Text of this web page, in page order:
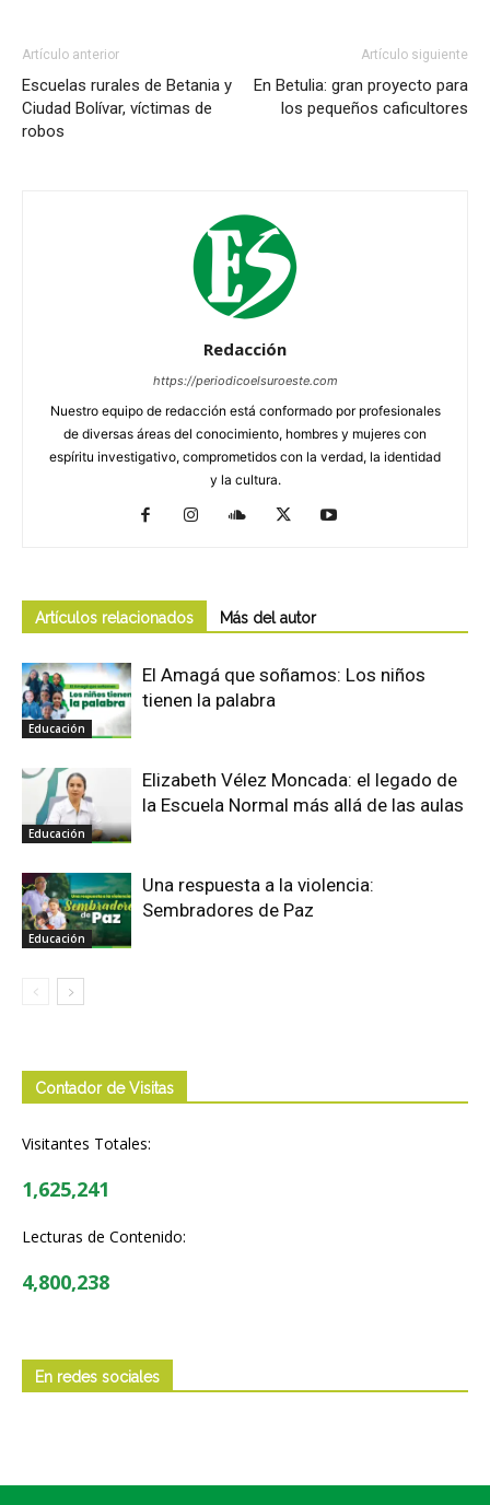
Artículo anterior
Escuelas rurales de Betania y
Ciudad Bolívar, víctimas de
robos
Artículo siguiente
En Betulia: gran proyecto para
los pequeños caficultores
Redacción
https://periodicoelsuroeste.com
Nuestro equipo de redacción está conformado por profesionales
de diversas áreas del conocimiento, hombres y mujeres con
espíritu investigativo, comprometidos con la verdad, la identidad
y la cultura.
Artículos relacionados Más del autor
Educación
El Amagá que soñamos: Los niños
tienen la palabra
Educación
Elizabeth Vélez Moncada: el legado de
la Escuela Normal más allá de las aulas
Educación
Una respuesta a la violencia:
Sembradores de Paz
Contador de Visitas
Visitantes Totales:
1,625,241
Lecturas de Contenido:
4,800,238
En redes sociales